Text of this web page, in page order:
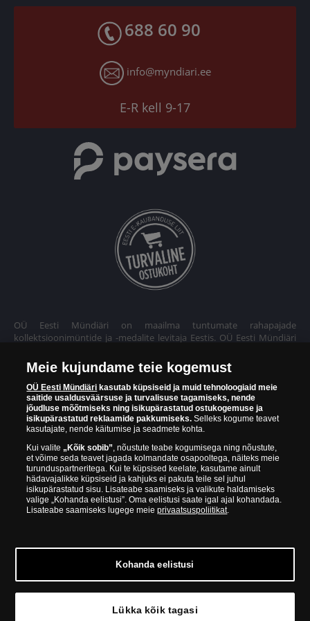
Toodete kohaletoimetamine
Facebook
688 60 90
info@myndiari.ee
E-R kell 9-17
OÜ Eesti Mündiäri on maailma tuntumate rahapajade
kollektsioonimüntide ja -medalite levitaja Eestis. OÜ Eesti Mündiäri
Euroopa ühel suuremal mündilevitajate grupil "Samlerhuset
Group" on allüksused 14 Euroopa riigis. Ettevõtete grupile kuulub
Norra vanim, endine riiklik rahapaja, mis tegutseb alates 1686.
aastast. Norra mündikoda valmistab mõningaid ametlikke Norra ja
teiste riikide münte ning vermib igal aastal ka Nobeli rahupreemia
medaleid.
OÜ Eesti Mündiäri spetsialistid täiendavad pidevalt oma teadmisi,
külastades näitusi ja oksjoneid kogu maailmas. Tänu sellele pakub
ettevõte oma klientidele ainult kõrgeima kvaliteediga tooteid.
© Copyright 2026 - OÜ Eesti Mündiäri | Hobujaama 4, 10151
Tallinn | 688 60 90
Meie kujundame teie kogemust
OÜ Eesti Mündiäri kasutab küpsiseid ja muid tehnoloogiaid meie
saitide usaldusväärsuse ja turvalisuse tagamiseks, nende
jõudluse mõõtmiseks ning isikupärastatud ostukogemuse ja
isikupärastatud reklaamide pakkumiseks. Selleks kogume teavet
kasutajate, nende käitumise ja seadmete kohta.
Kui valite „Kõik sobib”, nõustute teabe kogumisega ning nõustute,
et võime seda teavet jagada kolmandate osapooltega, näiteks meie
turunduspartneritega. Kui te küpsised keelate, kasutame ainult
hädavajalikke küpsiseid ja kahjuks ei pakuta teile sel juhul
isikupärastatud sisu. Lisateabe saamiseks ja valikute haldamiseks
valige „Kohanda eelistusi”. Oma eelistusi saate igal ajal kohandada.
Lisateabe saamiseks lugege meieprivaatsuspoliitikat.
Kohanda eelistusi
Lükka kõik tagasi